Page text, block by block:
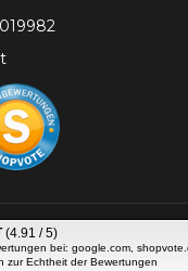
Trend.com -
(4.91 / 5)
bei: google.com,
zur Echtheit der Bewertungen